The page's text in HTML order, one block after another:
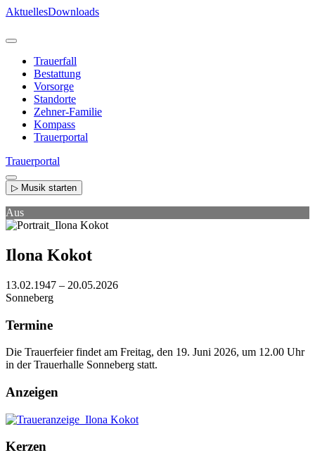
Direkt
Inhalt
AktuellesDownloads
Trauerfall
Bestattung
Vorsorge
Standorte
Zehner-Familie
Kompass
Trauerportal
Trauerportal
▷ Musik starten
Aus
Ilona Kokot
13.02.1947 – 20.05.2026
Sonneberg
Termine
Die Trauerfeier findet am Freitag, den 19. Juni 2026, um 12.00 Uhr
in der Trauerhalle Sonneberg statt.
Anzeigen
Kerzen